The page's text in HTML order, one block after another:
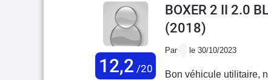
12,2 /20
BOXER 2 II 2.0
(2018)
Par le 30/10/2023
Bon véhicule utilitaire,